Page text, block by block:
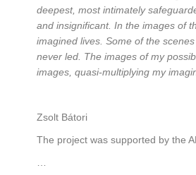
deepest, most intimately
and insignificant. In the images of
imagined lives. Some of the
never led. The images of my
images, quasi-multiplying my
Zsolt Bátori
The project was supported by the